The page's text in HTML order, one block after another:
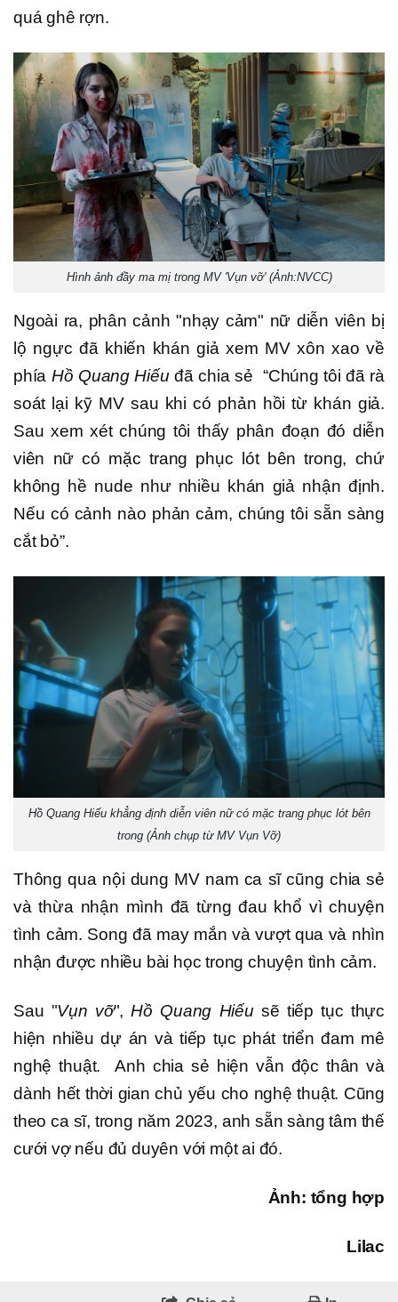
quá ghê rợn.
Hình ảnh đầy ma mị trong MV 'Vụn vỡ' (Ảnh:NVCC)
Ngoài ra, phân cảnh "nhạy cảm" nữ diễn viên bị
lộ ngực đã khiến khán giả xem MV xôn xao về
phía Hồ Quang Hiếu đã chia sẻ “Chúng tôi đã rà
soát lại kỹ MV sau khi có phản hồi từ khán giả.
Sau xem xét chúng tôi thấy phân đoạn đó diễn
viên nữ có mặc trang phục lót bên trong, chứ
không hề nude như nhiều khán giả nhận định.
Nếu có cảnh nào phản cảm, chúng tôi sẵn sàng
cắt bỏ”.
Hồ Quang Hiếu khẳng định diễn viên nữ có mặc trang phục lót bên
trong (Ảnh chụp từ MV Vụn Vỡ)
Thông qua nội dung MV nam ca sĩ cũng chia sẻ
và thừa nhận mình đã từng đau khổ vì chuyện
tình cảm. Song đã may mắn và vượt qua và nhìn
nhận được nhiều bài học trong chuyện tình cảm.
Sau "Vụn vỡ",Hồ Quang Hiếu sẽ tiếp tục thực
hiện nhiều dự án và tiếp tục phát triển đam mê
nghệ thuật. Anh chia sẻ hiện vẫn độc thân và
dành hết thời gian chủ yếu cho nghệ thuật. Cũng
theo ca sĩ, trong năm 2023, anh sẵn sàng tâm thế
cưới vợ nếu đủ duyên với một ai đó.
Ảnh: tổng hợp
Lilac